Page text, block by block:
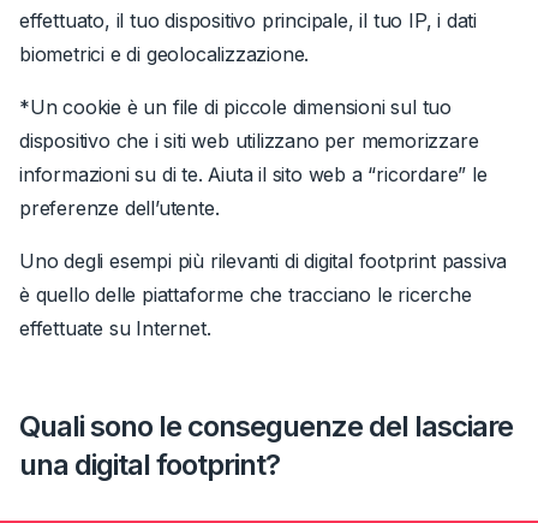
effettuato, il tuo dispositivo principale, il tuo IP, i dati
biometrici e di geolocalizzazione.
*Un cookie è un file di piccole dimensioni sul tuo
dispositivo che i siti web utilizzano per memorizzare
informazioni su di te. Aiuta il sito web a “ricordare” le
preferenze dell’utente.
Uno degli esempi più rilevanti di digital footprint passiva
è quello delle piattaforme che tracciano le ricerche
effettuate su Internet.
Quali sono le conseguenze del lasciare
una digital footprint?